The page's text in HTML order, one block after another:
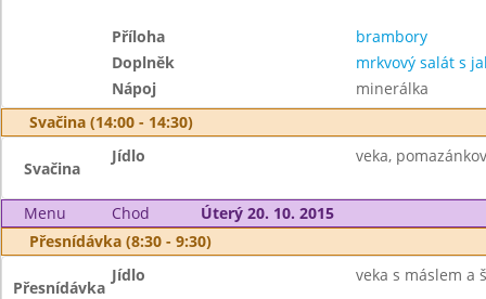
Příloha
brambory
Doplněk
mrkvový salát s
Nápoj
minerálka
Svačina (14:00 - 14:30)
Svačina
Jídlo veka,
Menu Chod
Úterý 20. 10. 2015
Přesnídávka (8:30 - 9:30)
Přesnídávka
Jídlo veka s máslem a